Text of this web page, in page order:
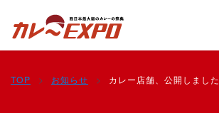
TOP お知らせ カレー店舗、公開しました